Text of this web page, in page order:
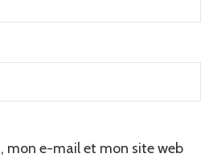
mon e-mail et mon site web